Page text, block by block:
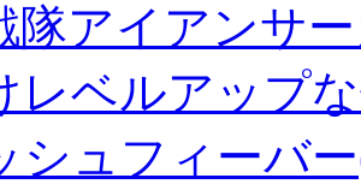
隊アイアンサ
レベルアップ
シュフィーバ